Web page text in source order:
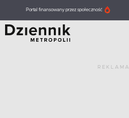
Portal finansowany przez społeczność
REKLAMA